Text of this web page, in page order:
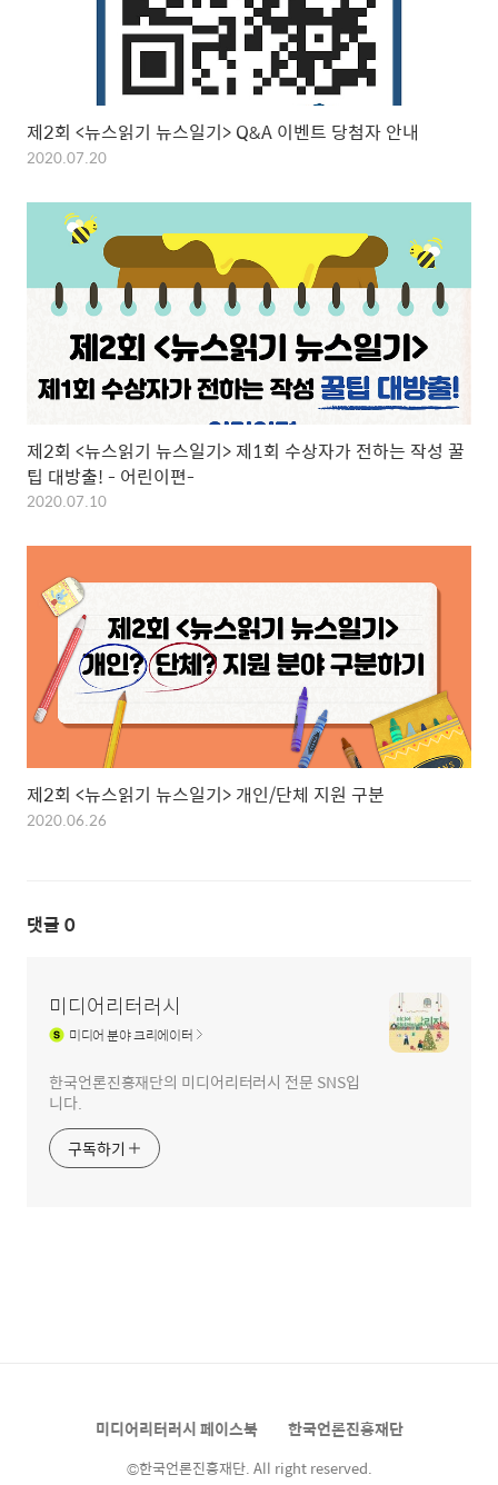
제2회 <뉴스읽기 뉴스일기> Q&A 이벤트 당첨자 안내
2020.07.20
제2회 <뉴스읽기 뉴스일기> 제1회 수상자가 전하는 작성 꿀
팁 대방출! - 어린이편-
2020.07.10
제2회 <뉴스읽기 뉴스일기> 개인/단체 지원 구분
2020.06.26
댓글 0
미디어리터러시
미디어분야 크리에이터
한국언론진흥재단의 미디어리터러시 전문 SNS입
니다.
구독하기
미디어리터러시 페이스북 한국언론진흥재단
©한국언론진흥재단. All right reserved.